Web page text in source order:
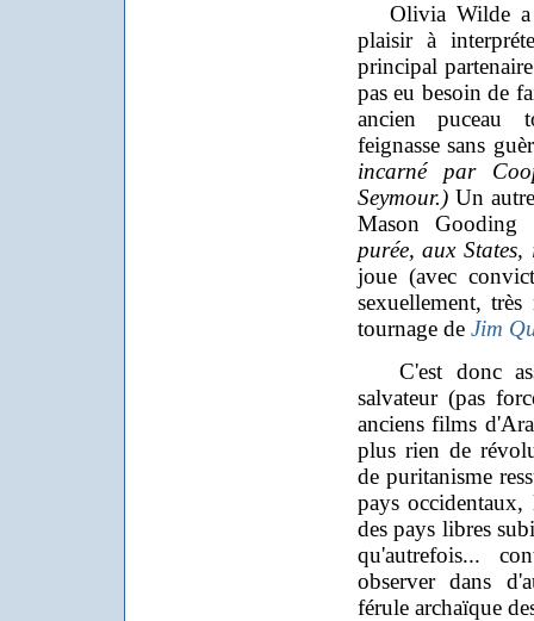
Olivia Wilde a
plaisir à
principal
pas eu besoin de
ancien puceau
feignasse sans
incarné par
Seymour.) Un
Mason Gooding
purée, aux
joue (avec
sexuellement,
tournage de Jim
C'est donc
salvateur (pas
anciens films
plus rien de
de puritanisme
pays
des pays libres
qu'autrefois...
observer dans
férule archaïque